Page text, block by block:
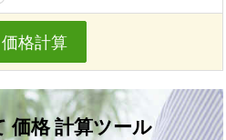
価格計算
価格 計算ツール